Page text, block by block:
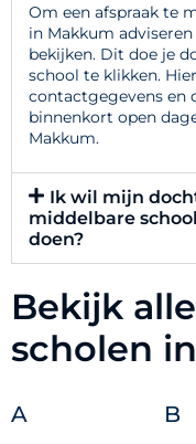
Om een afspraak te
in Makkum
bekijken. Dit doe je
school te klikken.
contactgegevens en
binnenkort open
Makkum.
Ik wil mijn
middelbare
doen?
Bekijk
scholen
A B